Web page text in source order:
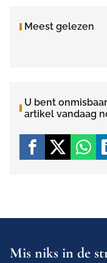
Meest gelezen
U bent
artikel vandaag
Mis niks in de